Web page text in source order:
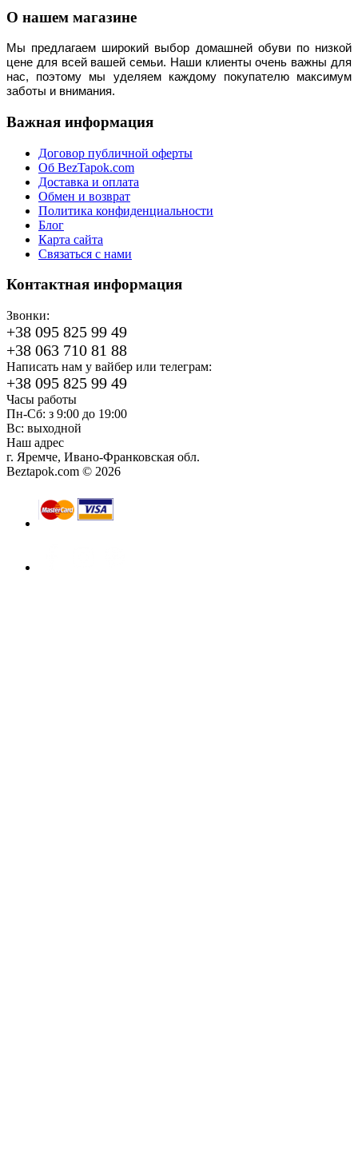
О нашем магазине
Мы предлагаем широкий выбор домашней обуви по низкой
цене для всей вашей семьи. Наши клиенты очень важны для
нас, поэтому мы уделяем каждому покупателю максимум
заботы и внимания.
Важная информация
Договор публичной оферты
Об BezTapok.com
Доставка и оплата
Обмен и возврат
Политика конфиденциальности
Блог
Карта сайта
Связаться с нами
Контактная информация
Звонки:
+38 095 825 99 49
+38 063 710 81 88
Написать нам у вайбер или телеграм:
+38 095 825 99 49
Часы работы
Пн-Сб: з 9:00 до 19:00
Вс: выходной
Наш адрес
г. Яремче, Ивано-Франковская обл.
Beztapok.com © 2026